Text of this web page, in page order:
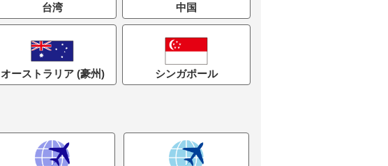
台湾 中国
オーストラリア (豪州) シンガポール